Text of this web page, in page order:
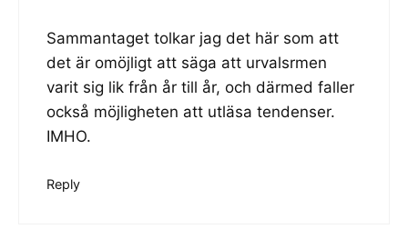
Sammantaget tolkar jag det här som att
det är omöjligt att säga att urvalsrmen
varit sig lik från år till år, och därmed faller
också möjligheten att utläsa tendenser.
IMHO.
Reply